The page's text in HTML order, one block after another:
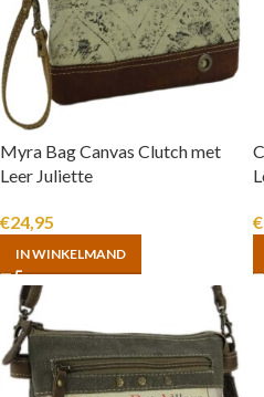
Myra Bag Canvas Clutch met
Leer Juliette
€24,95
IN WINKELMAND
€